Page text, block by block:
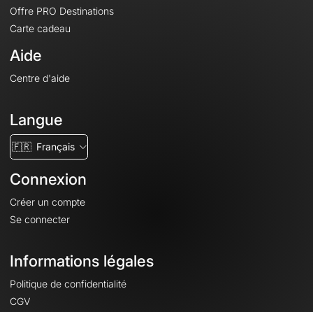
Offre PRO Destinations
Carte cadeau
Aide
Centre d'aide
Langue
🇫🇷 Français
Connexion
Créer un compte
Se connecter
Informations légales
Politique de confidentialité
CGV